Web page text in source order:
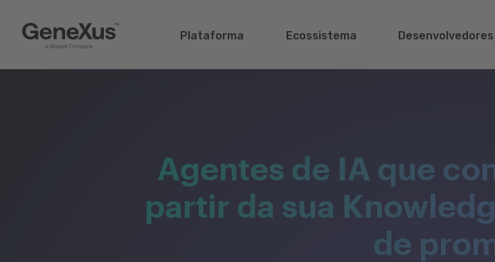
Plataforma Ecossistema Desenvolvedores
Agentes de IA que
partir da sua
de